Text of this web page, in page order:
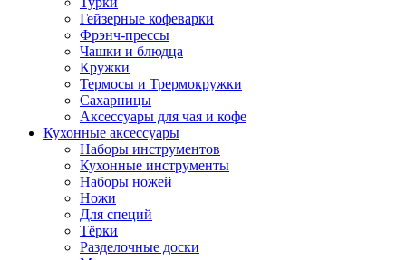
Гейзерные кофеварки
Фрэнч-прессы
Чашки и блюдца
Кружки
Термосы и Трермокружки
Сахарницы
Аксессуары для чая и кофе
Кухонные аксессуары
Наборы инструментов
Кухонные инструменты
Наборы ножей
Ножи
Для специй
Тёрки
Разделочные доски